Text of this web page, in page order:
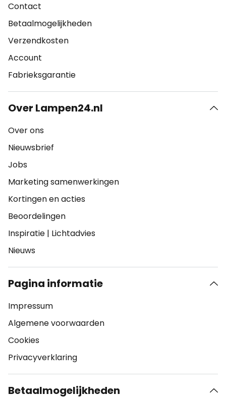
Contact
Betaalmogelijkheden
Verzendkosten
Account
Fabrieksgarantie
Over Lampen24.nl
Over ons
Nieuwsbrief
Jobs
Marketing samenwerkingen
Kortingen en acties
Beoordelingen
Inspiratie | Lichtadvies
Nieuws
Pagina informatie
Impressum
Algemene voorwaarden
Cookies
Privacyverklaring
Betaalmogelijkheden